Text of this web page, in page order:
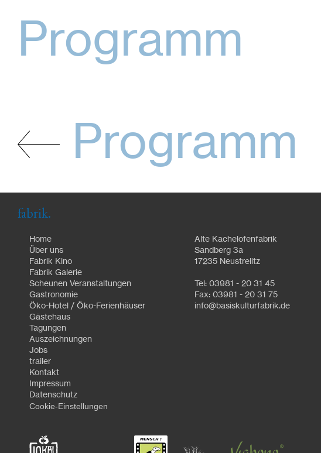
Programm
Programm
fabrik.
Home
Über uns
Fabrik Kino
Fabrik Galerie
Scheunen Veranstaltungen
Gastronomie
Öko-Hotel / Öko-Ferienhäuser
Gästehaus
Tagungen
Auszeichnungen
Jobs
trailer
Kontakt
Impressum
Datenschutz
Cookie-Einstellungen
Alte Kachelofenfabrik
Sandberg 3a
17235 Neustrelitz
Tel: 03981 - 20 31 45
Fax: 03981 - 20 31 75
info@basiskulturfabrik.de